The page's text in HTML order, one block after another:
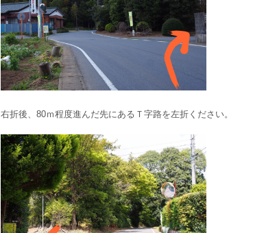
右折後、80ｍ程度進んだ先にあるＴ字路を左折ください。